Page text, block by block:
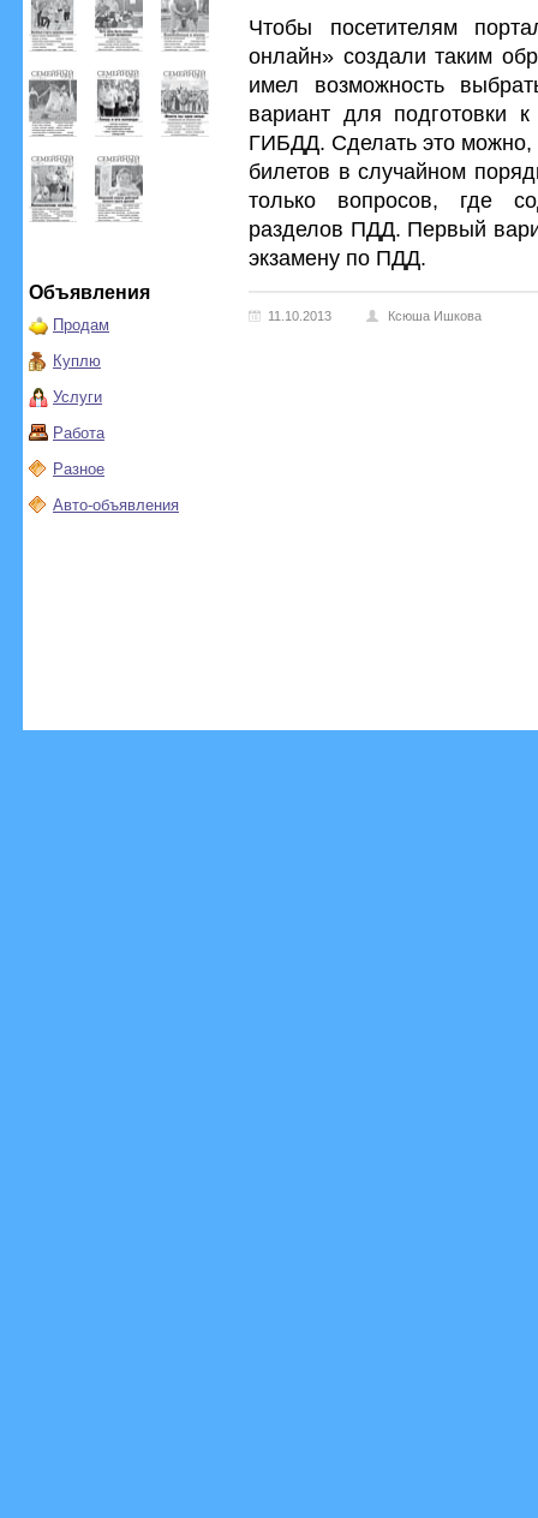
Объявления
Продам
Куплю
Услуги
Работа
Разное
Авто-объявления
Чтобы посетителям
онлайн» создали таким
имел возможность
вариант для подготовки
ГИБДД. Сделать это
билетов в случайном
только вопросов, где
разделов ПДД. Первый
экзамену по ПДД.
11.10.2013 Ксюша Ишкова